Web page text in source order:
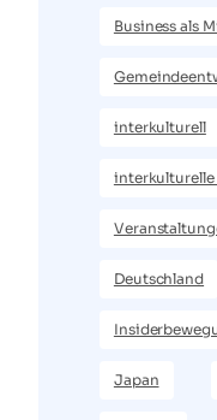
Business als
interkulturell
interkulturelle
Deutschland
Japan